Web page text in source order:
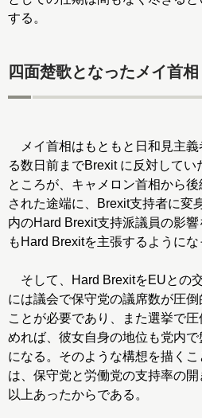
する。
四面楚歌となったメイ首相
メイ首相はもともと日和見主義
る数日前までBrexit に反対してい
ところが、キャメロン首相から
された途端に、Brexit支持者に変
内のHard Brexit支持派議員の影
もHard Brexitを主張するようにな
そして、Hard BrexitをEUとの
には議会で保守党の議席数が圧
ことが必要であり、また選挙で
めれば、彼女自身の地位も党内
になる。そのような構想を描く
は、保守党と労働党の支持率の開
以上あったからである。